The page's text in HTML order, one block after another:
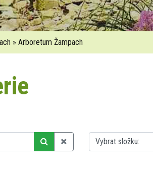
» Arboretum Žampach